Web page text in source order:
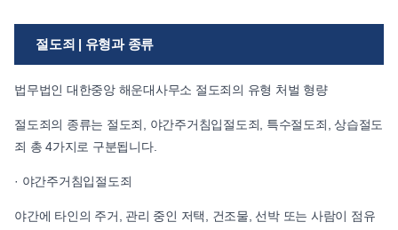
절도죄 | 유형과 종류
법무법인 대한중앙 해운대사무소 절도죄의 유형 처벌 형량
절도죄의 종류는 절도죄, 야간주거침입절도죄, 특수절도죄, 상습절도
죄 총 4가지로 구분됩니다.
· 야간주거침입절도죄
야간에 타인의 주거, 관리 중인 저택, 건조물, 선박 또는 사람이 점유